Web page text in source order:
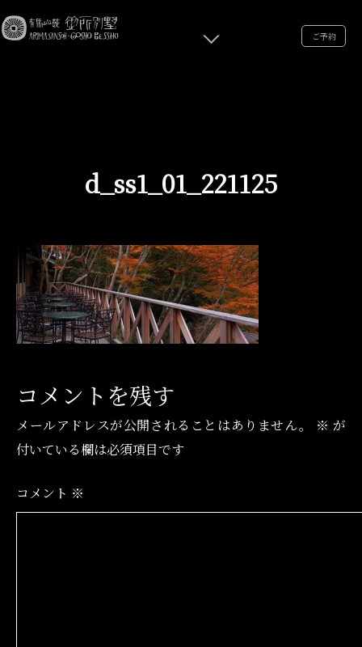
ご予約
d_ss1_01_221125
コメントを残す
メールアドレスが公開されることはありません。 ※ が
付いている欄は必須項目です
コメント ※